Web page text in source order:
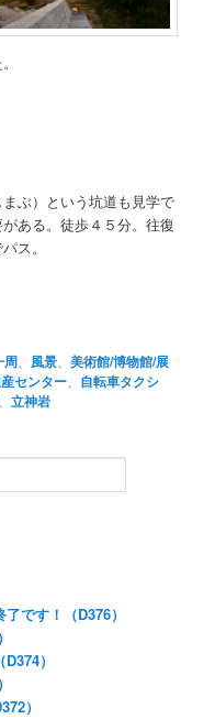
ぶ）という坑道も見学で
ある。徒歩４５分。往復
ス。
周 風景 、美術館/博物館/展
センター
自転車タクシ
立神岩
です！（D376）
）
）